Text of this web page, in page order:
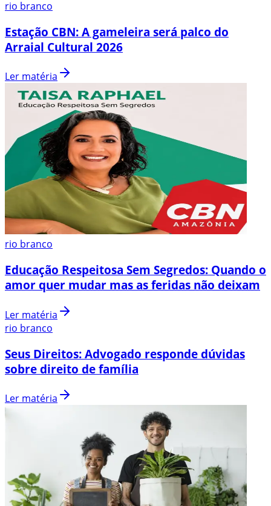
rio branco
Estação CBN: A gameleira será palco do
Arraial Cultural 2026
Ler matéria
rio branco
Educação Respeitosa Sem Segredos: Quando o
amor quer mudar mas as feridas não deixam
Ler matéria
rio branco
Seus Direitos: Advogado responde dúvidas
sobre direito de família
Ler matéria